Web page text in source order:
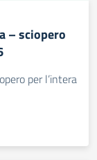
– sciopero
per l’intera